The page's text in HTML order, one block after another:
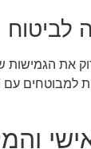
לביטוח
את
למבוטחים